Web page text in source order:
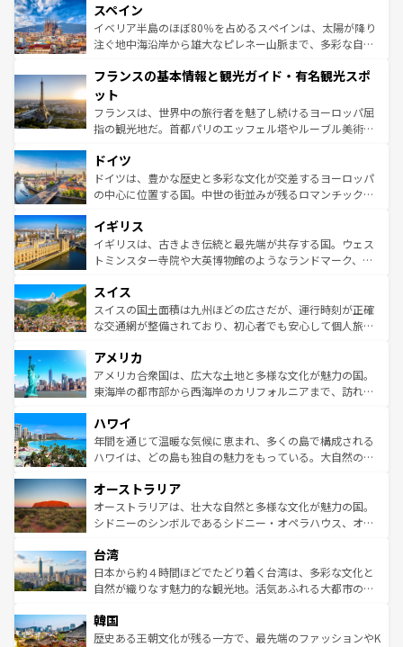
ろん、トスカーナの美しい田園風景やアマルフィ海岸の絶
景など、自然景観も見逃せない。観光の合間には、本場の
ピザやパスタなど、絶品のイタリア料理を堪能することも
ませてくれるイタリアで、忘れられない旅をしてみよう！
なお、新着のイタリア情報は
しい。
スペイン
イベリア半島のほぼ80％を占めるスペインは、太陽が降り
注ぐ地中海沿岸から雄大なピレネー山脈まで、多彩な自然
文化が根付くこの国では、情熱的なフラメンコ、熱気あふ
れる闘牛、そして美味しいタパスが生活の一部となってい
る。首都マドリードの洗練された雰囲気や、バルセロナの
アートに溢れた街角から、地方では古代ローマ遺跡や中世
せる。地方によって風土や気候が異なるスペインはその個
性で訪れる人を魅了する。 なお、新着のスペイン情報は コ
ンテンツ一覧を参照してほしい。
フランスの基本情報と観光ガイド・有名観光スポ
ット
フランスは、世界中の旅行者を魅了し続けるヨーロッパ屈
指の観光地だ。首都パリのエッフェル塔やルーブル美術館
で、幅広い魅力が詰まっている。華麗な宮殿、歴史的な大
聖堂、美しいビーチ、そして豊かな自然が、訪れる者を心
から魅了する。また、フランスは美食の国としても知ら
いる。シャンパンの発祥地であるランス、プロヴァンスの
香り高いラベンダー畑など、多彩な楽しみ方が可能だ。さ
らに、パリ以外の地域にも魅力が溢れており、どの街角に
れる地方に足を運ぶとそれぞれで全く異なる文化を体験で
きるだろう。 なお、新着のフランス情報はコンテンツ一覧
を参照してほしい。
ドイツ
ドイツは、豊かな歴史と多彩な文化が交差するヨーロッパ
の中心に位置する国。中世の街並みが残るロマンチック街
顔を持つこの国は、どこを歩いても飽きることがない。ベ
ルリンの文化的活気、バイエルン州のアルプスの絶景、そ
してライン川沿いのワイン畑といった風景は必見。ビール
は、お酒好きな人にはぜひ体験してほしい。 なお、新着の
ドイツ情報はコンテンツ一覧を参照してほしい。
イギリス
イギリスは、古きよき伝統と最先端が共存する国。ウェス
トミンスター寺院や大英博物館のようなランドマーク、歴
リアごとに異なる魅力がある。また、優雅なアフタヌーン
ティー、ビール好きにはたまらない英国パブ、サッカー観
戦など、本場だからこそできる体験も豊富。イギリスを旅
ンツ一覧を参照してほしい。
スイス
スイスの国土面積は九州ほどの広さだが、運行時刻が正確
な交通網が整備されており、初心者でも安心して個人旅行
の建物がそのまま残る町や、スイスならではのユニークな
博物館もあり、アルプス観光だけでなく町歩きも満喫する
ことができる。国民の所得が高いため物価も高いが、旅行
ば市内交通費無料で観光を楽しむこともできる。 なお、新
着のスイス情報はコンテンツ一覧 を参照してほしい。
アメリカ
アメリカ合衆国は、広大な土地と多様な文化が魅力の国。
東海岸の都市部から西海岸のカリフォルニアまで、訪れる
のような巨大都市は、観光、ショッピング、エンターテイ
ンメントが詰まった刺激的なスポットだ。一方、アメリカ
西部には大自然が広がり、グランドキャニオンやイエロー
部のニューオーリンズでは、音楽と美食が融合した独特の
文化が魅力。旅行者はアメリカの各地域で異なる魅力を楽
しみながら、その多様性と豊かな歴史を感じることができ
ならではの贅沢な旅のスタイルだ。 なお、新着のアメリカ
情報はコンテンツ一覧を参照してほしい。
ハワイ
年間を通じて温暖な気候に恵まれ、多くの島で構成される
ハワイは、どの島も独自の魅力をもっている。大自然の神
ワイ島は見逃せない。また、定番の観光地といえばオアフ
島だが、静かな自然を求めるならマウイ島やカウアイ島が
おすすめ。エメラルドグリーンに輝く海をはじめ、豊かな
れるおもてなしの心で訪れる人々を迎えてくれるハワイの
人々、おいしいローカルフードやハワイアンミュージッ
ク、伝統的なフラダンスなど、すべてがハワイの魅力を彩
ワイを、存分に味わってほしい。 なお、新着のハワイ情報
はコンテンツ一覧を参照してほしい。
オーストラリア
オーストラリアは、壮大な自然と多様な文化が魅力の国。
シドニーのシンボルであるシドニー・オペラハウス、オー
リアリーフや大陸中央部にそびえるウルル（エアーズロッ
ク）、タスマニアの美しい原生林やケアンズの熱帯雨林な
ど、見どころがたくさん。また、カフェやワイン、オージ
いる。アクティビティも充実しており、サーフィンやダイ
ビング、ハイキングなど、アウトドア好きにはたまらな
台湾
日本から約４時間ほどでたどり着く台湾は、多彩な文化と
自然が織りなす魅力的な観光地。活気あふれる大都市の台
ン）、静ひつな山岳地帯である台湾東部など、都市の喧騒
と山間の静けさが共存しており、訪れる人に新しい発見と
韓国
歴史ある王朝文化が残る一方で、最先端のファッションやK